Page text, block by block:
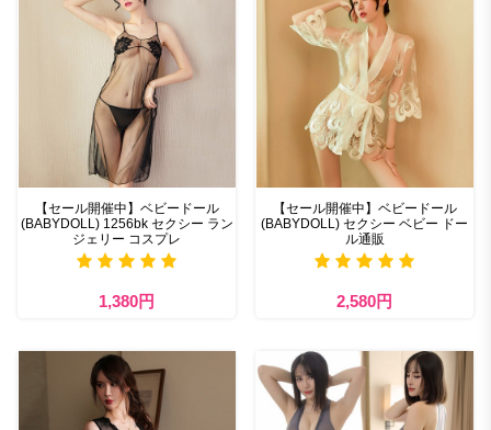
【セール開催中】ベビードール
(BABYDOLL) 1256bk セクシー ラン
ジェリー コスプレ
1,380円
【セール開催中】ベビードール
(BABYDOLL) セクシー ベビー ドー
ル通販
2,580円